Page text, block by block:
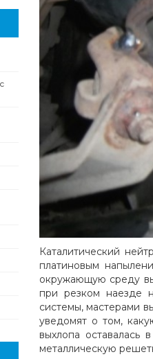
Каталитический
платиновым
окружающую среду
при резком наезде
системы, мастерами
уведомят о том,
выхлопа оставалась
металлическую